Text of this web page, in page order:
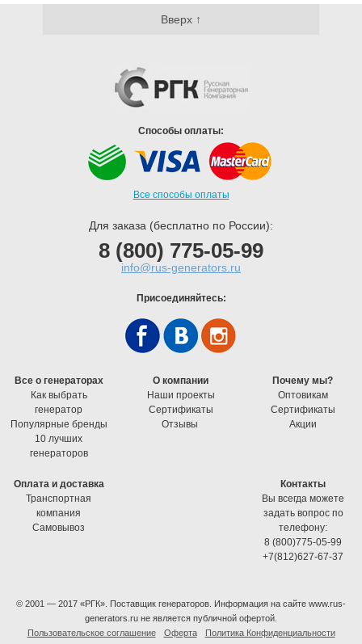
Вверх ↑
Способы оплаты:
Все способы оплаты
Для заказа (бесплатно по России):
8 (800) 775-05-99
info@rus-generators.ru
Присоединяйтесь:
Все о генераторах
Как выбрать
генератор
Популярные бренды
10 лучших
генераторов
О компании
Наши проекты
Cертификаты
Отзывы
Почему мы?
Оптовикам
Cертификаты
Акции
Оплата и доставка
Транспортная
компания
Самовывоз
Контакты
Вы всегда можете
задать вопрос по
телефону:
8 (800)775-05-99
+7(812)627-67-37
© 2001 — 2017 «РГК». Поставщик генераторов. Информация на сайте www.rus-
generators.ru не является публичной офертой.
Пользовательское соглашение
Оферта Политика Конфиденциальности